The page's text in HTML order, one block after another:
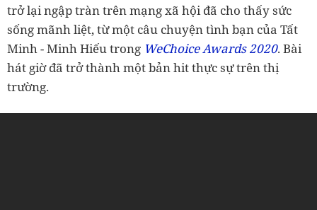
trở lại ngập tràn trên mạng xã hội đã cho thấy sức
sống mãnh liệt, từ một câu chuyện tình bạn của Tất
Minh - Minh Hiếu trong WeChoice Awards 2020. Bài
hát giờ đã trở thành một bản hit thực sự trên thị
trường.